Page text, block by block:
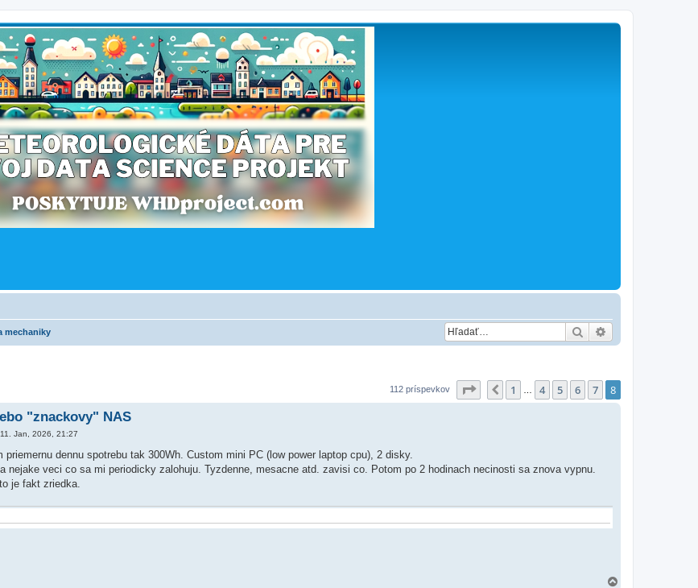
mechaniky Hľadať
112 príspevkov Strana8 z8
Predchádzajúci
1 4 5 6 7 8
"znackovy" NAS
Jan, 2026, 21:27
dennu spotrebu tak 300Wh. Custom mini PC (low power laptop cpu), 2 disky.
nejake veci co sa mi periodicky zalohuju. Tyzdenne, mesacne atd. zavisi co. Potom po 2 hodinach necinosti sa znova vypnu.
je fakt zriedka.